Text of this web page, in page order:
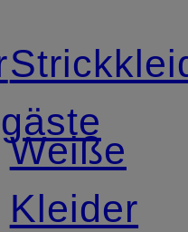
Weiße
Kleider